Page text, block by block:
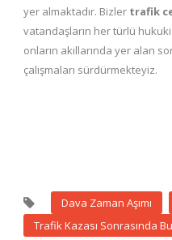
yer almaktadır. Bizler trafik
vatandaşların her türlü
onların akıllarında yer alan
çalışmaları sürdürmekteyiz.
Dava Zaman Aşımı
Trafik Kazası Sonrasında